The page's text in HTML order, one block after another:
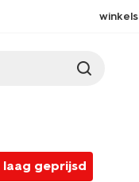
winkels
laag geprijsd